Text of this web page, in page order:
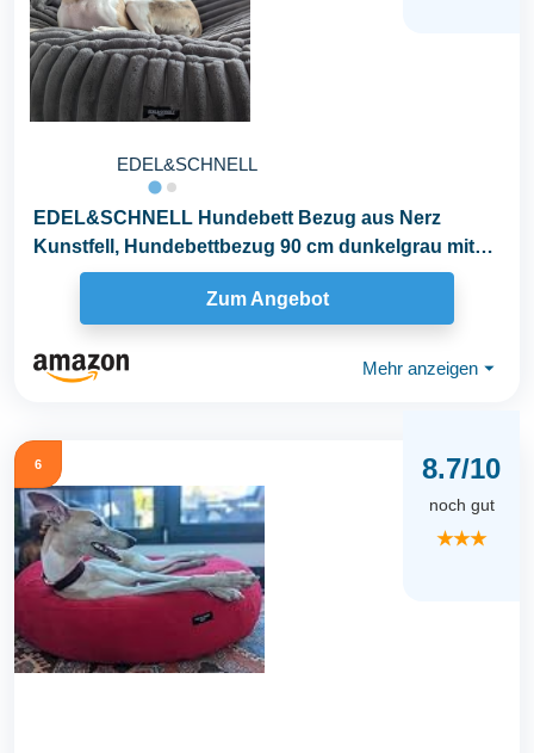
EDEL&SCHNELL
EDEL&SCHNELL Hundebett Bezug aus Nerz
Kunstfell, Hundebettbezug 90 cm dunkelgrau mit
Kapuze...
Zum Angebot
Mehr anzeigen ⏷
6 8.7/10
noch gut
★★★